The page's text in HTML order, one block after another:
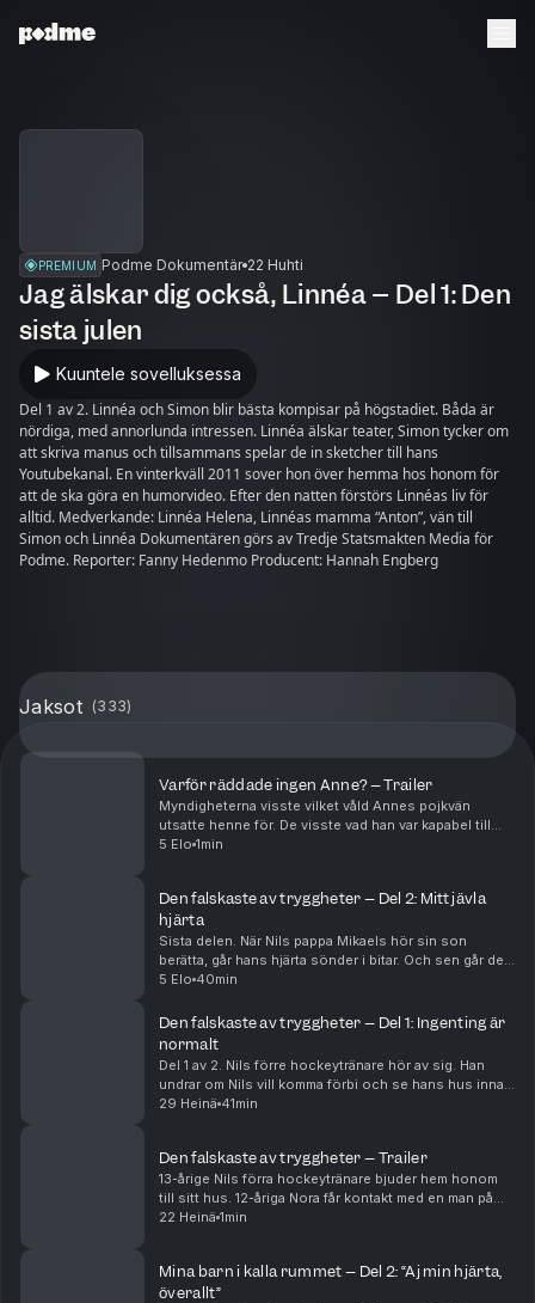
PREMIUM Podme Dokumentär 22 Huhti
Jag älskar dig också, Linnéa – Del 1: Den
sista julen
Kuuntele sovelluksessa
Del 1 av 2. Linnéa och Simon blir bästa kompisar på högstadiet. Båda är
nördiga, med annorlunda intressen. Linnéa älskar teater, Simon tycker om
att skriva manus och tillsammans spelar de in sketcher till hans
Youtubekanal. En vinterkväll 2011 sover hon över hemma hos honom för
att de ska göra en humorvideo. Efter den natten förstörs Linnéas liv för
alltid. Medverkande: Linnéa Helena, Linnéas mamma “Anton”, vän till
Simon och Linnéa Dokumentären görs av Tredje Statsmakten Media för
Podme. Reporter: Fanny Hedenmo Producent: Hannah Engberg
Jaksot (333)
Varför räddade ingen Anne? – Trailer
Myndigheterna visste vilket våld Annes pojkvän
utsatte henne för. De visste vad han var kapabel till
och de visste om hennes och anhörigas rädsla. Men
5 Elo 1min
Den falskaste av tryggheter – Del 2: Mitt jävla
hjärta
Sista delen. När Nils pappa Mikaels hör sin son
berätta, går hans hjärta sönder i bitar. Och sen går det
fort. Polisen hittar totalt nio pojkar som Nils förra
5 Elo 40min
Den falskaste av tryggheter – Del 1: Ingenting är
normalt
Del 1 av 2. Nils förre hockeytränare hör av sig. Han
undrar om Nils vill komma förbi och se hans hus innan
han ska flytta. Nils, en 13-åring som säger YOLO och ja
29 Heinä 41min
Den falskaste av tryggheter – Trailer
13-årige Nils förra hockeytränare bjuder hem honom
till sitt hus. 12-åriga Nora får kontakt med en man på
nätet, som på fritiden är danslärare. Det här är en
22 Heinä 1min
Mina barn i kalla rummet – Del 2: “Aj min hjärta,
överallt”